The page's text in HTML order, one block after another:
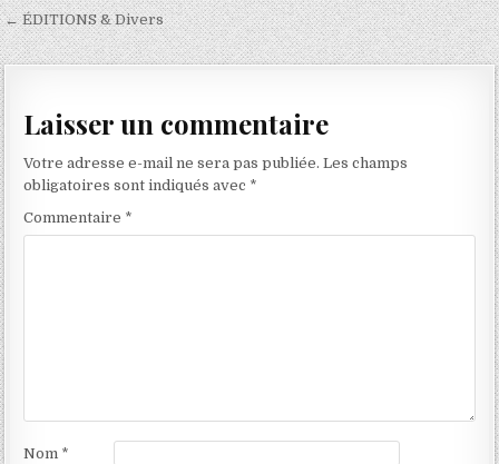
Navigation
de
← ÉDITIONS & Divers
Laisser un commentaire
Votre adresse e-mail ne sera pas publiée. Les champs
obligatoires sont indiqués avec *
Commentaire *
Nom *